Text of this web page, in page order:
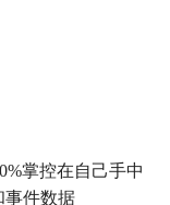
掌控在自己手中
事件数据